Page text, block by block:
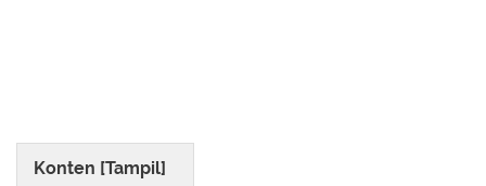
Konten [Tampil]